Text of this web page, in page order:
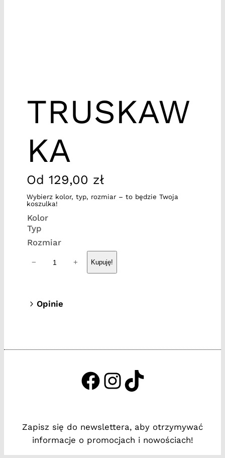
TRUSKAW
KA
Od 129,00 zł
Wybierz kolor, typ, rozmiar – to będzie Twoja
koszulka!
Kolor
Typ
Rozmiar
ć
u
a
− + Kupuję!
Opinie
https://http://instagram.com
http://tiktok.tak
Zapisz się do newslettera, aby otrzymywać
informacje o promocjach i nowościach!